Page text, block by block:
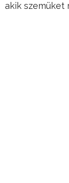
akik szemüket